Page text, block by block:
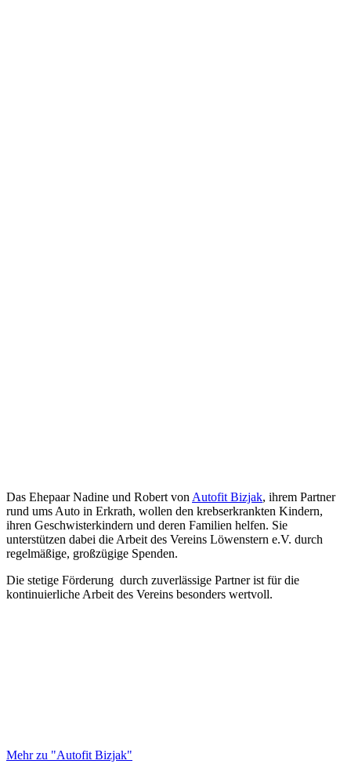
Das Ehepaar Nadine und Robert von Autofit Bizjak, ihrem Partner
rund ums Auto in Erkrath, wollen den krebserkrankten Kindern,
ihren Geschwisterkindern und deren Familien helfen. Sie
unterstützen dabei die Arbeit des Vereins Löwenstern e.V. durch
regelmäßige, großzügige Spenden.
Die stetige Förderung durch zuverlässige Partner ist für die
kontinuierliche Arbeit des Vereins besonders wertvoll.
Mehr zu "Autofit Bizjak"